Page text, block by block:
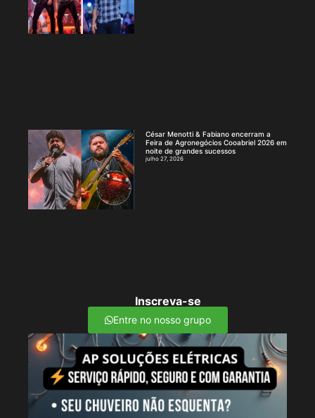
César Menotti & Fabiano encerram a
Feira de Agronegócios Cooabriel 2026 em
noite de grandes sucessos
julho 27, 2026
Inscreva-se
Entre no nosso grupo